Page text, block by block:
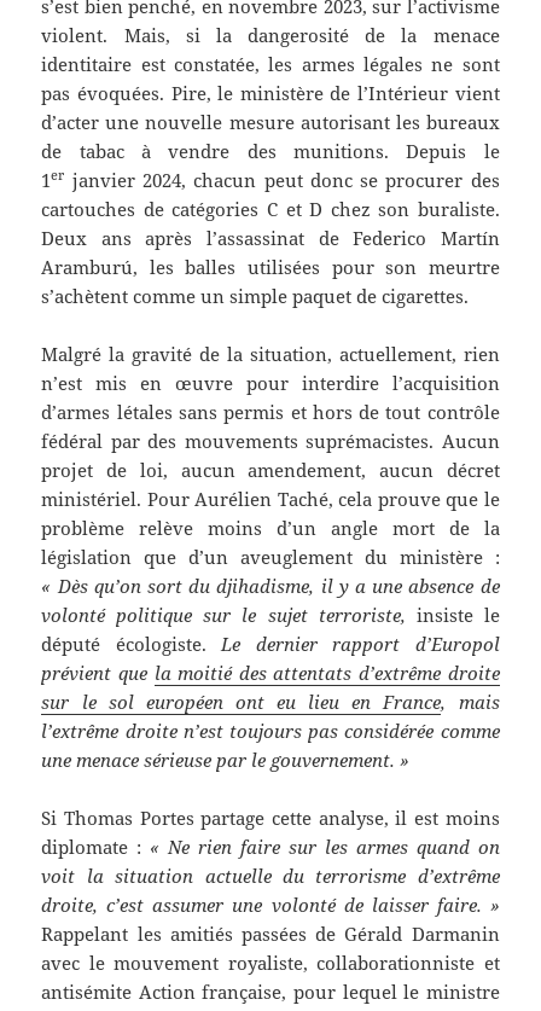
s’est bien penché, en novembre 2023, sur l’activisme
violent. Mais, si la dangerosité de la menace
identitaire est constatée, les armes légales ne sont
pas évoquées. Pire, le ministère de l’Intérieur vient
d’acter une nouvelle mesure autorisant les bureaux
de tabac à vendre des munitions. Depuis le
1er janvier 2024, chacun peut donc se procurer des
cartouches de catégories C et D chez son buraliste.
Deux ans après l’assassinat de Federico Martín
Aramburú, les balles utilisées pour son meurtre
s’achètent comme un simple paquet de cigarettes.
Malgré la gravité de la situation, actuellement, rien
n’est mis en œuvre pour interdire l’acquisition
d’armes létales sans permis et hors de tout contrôle
fédéral par des mouvements suprémacistes. Aucun
projet de loi, aucun amendement, aucun décret
ministériel. Pour Aurélien Taché, cela prouve que le
problème relève moins d’un angle mort de la
législation que d’un aveuglement du ministère :
« Dès qu’on sort du djihadisme, il y a une absence de
volonté politique sur le sujet terroriste, insiste le
député écologiste. Le dernier rapport d’Europol
prévient que la moitié des attentats d’extrême droite
sur le sol européen ont eu lieu en France, mais
l’extrême droite n’est toujours pas considérée comme
une menace sérieuse par le gouvernement. »
Si Thomas Portes partage cette analyse, il est moins
diplomate : « Ne rien faire sur les armes quand on
voit la situation actuelle du terrorisme d’extrême
droite, c’est assumer une volonté de laisser faire. »
Rappelant les amitiés passées de Gérald Darmanin
avec le mouvement royaliste, collaborationniste et
antisémite Action française, pour lequel le ministre